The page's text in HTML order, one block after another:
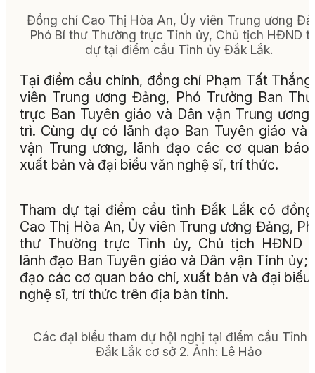
Đồng chí Cao Thị Hòa An, Ủy viên Trung ương
Phó Bí thư Thường trực Tỉnh ủy, Chủ tịch HĐND
dự tại điểm cầu Tỉnh ủy Đắk Lắk.
Tại điểm cầu chính, đồng chí Phạm Tất
viên Trung ương Đảng, Phó Trưởng Ban
trực Ban Tuyên giáo và Dân vận Trung ương
trì. Cùng dự có lãnh đạo Ban Tuyên giáo và
vận Trung ương, lãnh đạo các cơ quan báo
xuất bản và đại biểu văn nghệ sĩ, trí thức.
Tham dự tại điểm cầu tỉnh Đắk Lắk có
Cao Thị Hòa An, Ủy viên Trung ương Đảng,
thư Thường trực Tỉnh ủy, Chủ tịch HĐND
lãnh đạo Ban Tuyên giáo và Dân vận Tỉnh ủy;
đạo các cơ quan báo chí, xuất bản và đại biểu
nghệ sĩ, trí thức trên địa bàn tỉnh.
Các đại biểu tham dự hội nghị tại điểm cầu Tỉnh
Đắk Lắk cơ sở 2. Ảnh: Lê Hảo